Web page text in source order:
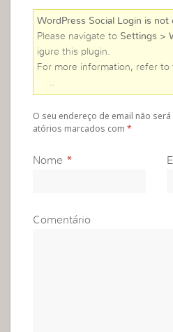
WordPress Social Login is
Please navigate to Settings >
igure this plugin.
For more information, refer to
e
O seu endereço de email não
atórios marcados com*
Nome *
Comentário